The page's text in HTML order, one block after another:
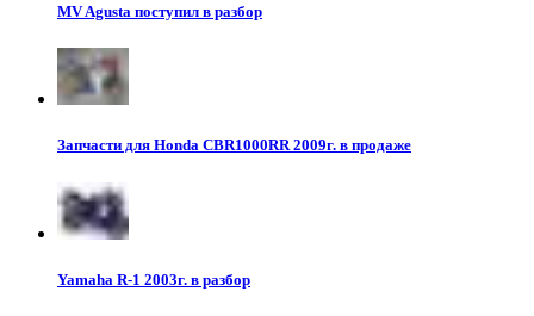
MV Agusta поступил в разбор
Запчасти для Honda CBR1000RR 2009г. в продаже
Yamaha R-1 2003г. в разбор